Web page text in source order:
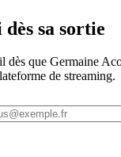
sa sortie
dès que Germaine
de streaming.